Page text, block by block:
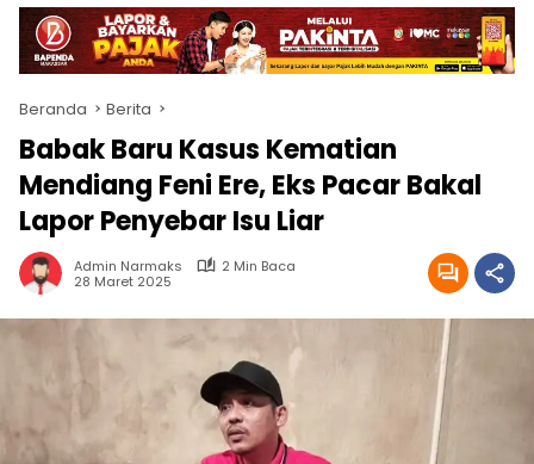
Beranda Berita
Babak Baru Kasus Kematian
Mendiang Feni Ere, Eks Pacar Bakal
Lapor Penyebar Isu Liar
Admin Narmaks
2 Min Baca
28 Maret 2025